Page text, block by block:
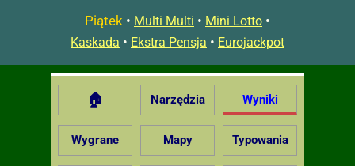
Piątek • Multi Multi • Mini Lotto •
Kaskada • Ekstra Pensja • Eurojackpot
🏠 Narzędzia Wyniki
Wygrane Mapy Typowania